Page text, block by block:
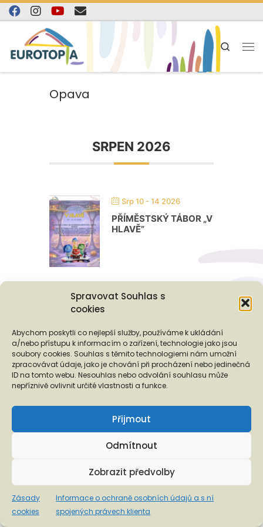
Spravovat Souhlas s
cookies
Abychom poskytli co nejlepší služby, používáme k ukládání
a/nebo přístupu k informacím o zařízení, technologie jako jsou
soubory cookies. Souhlas s těmito technologiemi nám umožní
zpracovávat údaje, jako je chování při procházení nebo jedinečná
ID na tomto webu. Nesouhlas nebo odvolání souhlasu může
nepříznivě ovlivnit určité vlastnosti a funkce.
Přijmout
Odmítnout
Zobrazit předvolby
Zásady
cookies
Informace o ochraně osobních údajů a s ní
spojených právech klienta
Skip to content
Search
Opava
SRPEN 2026
Srp 10 - 14 2026
PŘÍMĚSTSKÝ TÁBOR „V
HLAVĚ”
Podporují nás...
❬ ❭
Copyright © 2026 EUROTOPIA.CZ, o.p.s.
právech klienta